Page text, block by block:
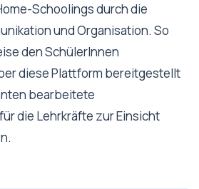
Schoolings durch die
und Organisation. So
den SchülerInnen
diese Plattform bereitgestellt
bearbeitete
die Lehrkräfte zur Einsicht